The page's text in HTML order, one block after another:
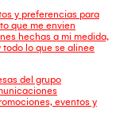
y preferencias para
que me envien
hechas a mi medida,
lo que se alinee
del grupo
eventos y